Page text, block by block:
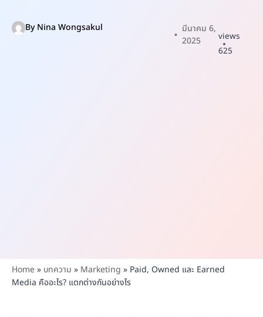
ByNina Wongsakul
มีนาคม 6,
2025
views
625
Home» บทความ » Marketing » Paid, Owned และ Earned
Media คืออะไร? แตกต่างกันอย่างไร